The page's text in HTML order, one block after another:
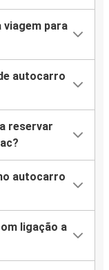
viagem para
autocarro
reservar
autocarro
ligação a